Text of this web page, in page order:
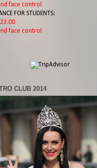
face control
FOR STUDENTS:
face control
CLUB 2014